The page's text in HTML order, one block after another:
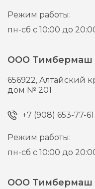
Режим работы:
пн-сб с 10:00 до
ООО Тимбермаш
656922,Алтайский
дом № 201
+7 (908) 653-77-61
Режим работы:
пн-сб с 10:00 до
ООО Тимбермаш